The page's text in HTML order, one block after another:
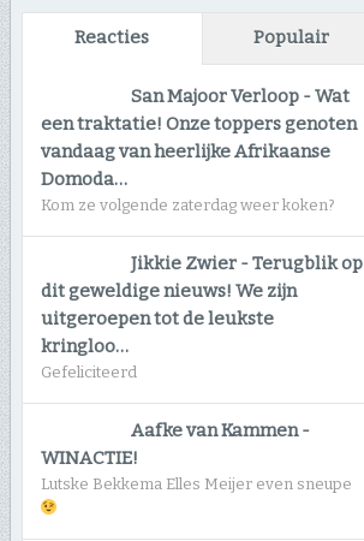
Reacties Populair
San Majoor Verloop -Wat
een traktatie! Onze toppers genoten
vandaag van heerlijke Afrikaanse
Domoda…
Kom ze volgende zaterdag weer koken?
Jikkie Zwier -Terugblik op
dit geweldige nieuws! We zijn
uitgeroepen tot de leukste
kringloo…
Gefeliciteerd
Aafke van Kammen-
WINACTIE!
Lutske Bekkema Elles Meijer even sneupe